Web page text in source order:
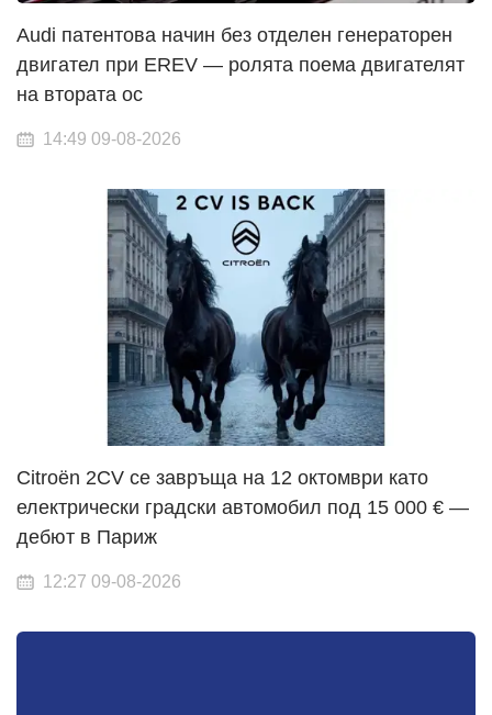
Audi патентова начин без отделен генераторен
двигател при EREV — ролята поема двигателят
на втората ос
14:49 09-08-2026
Citroën 2CV се завръща на 12 октомври като
електрически градски автомобил под 15 000 € —
дебют в Париж
12:27 09-08-2026